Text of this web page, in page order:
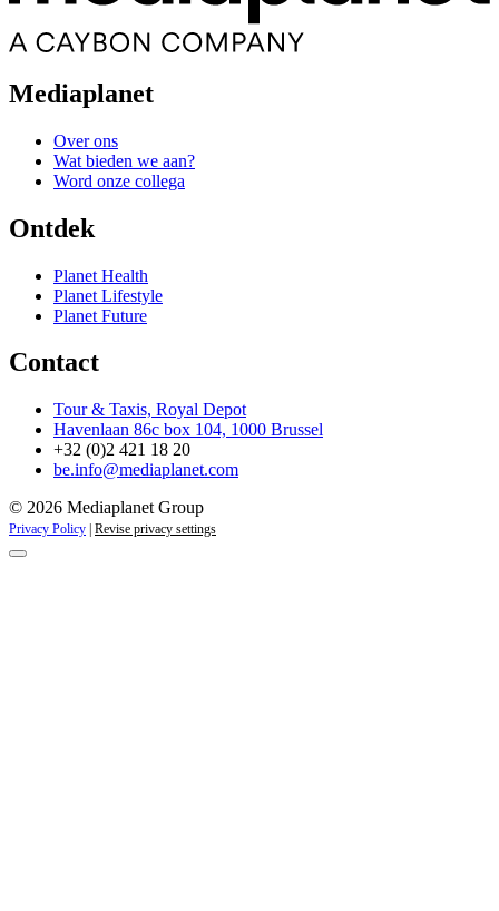
Mediaplanet
Over ons
Wat bieden we aan?
Word onze collega
Ontdek
Planet Health
Planet Lifestyle
Planet Future
Contact
Tour & Taxis, Royal Depot
Havenlaan 86c box 104, 1000 Brussel
+32 (0)2 421 18 20
be.info@mediaplanet.com
© 2026 Mediaplanet Group
Privacy Policy Revise privacy settings